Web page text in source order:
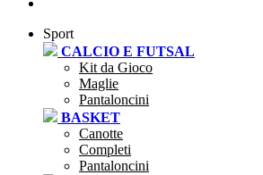
Sport
CALCIO E FUTSAL
Kit da Gioco
Maglie
Pantaloncini
BASKET
Canotte
Completi
Pantaloncini